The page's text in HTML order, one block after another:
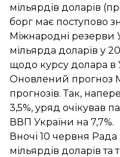
мільярдів доларів
борг має поступово
Міжнародні резерви
мільярда доларів у
щодо курсу долара в
Оновлений прогноз
прогнозів. Так,
3,5%, уряд очікував
ВВП України на 7,7%.
Вночі 10 червня
мільярдів доларів